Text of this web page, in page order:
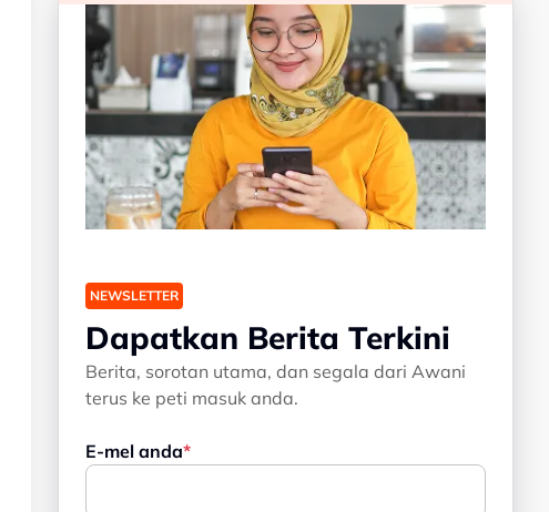
NEWSLETTER
Dapatkan Berita Terkini
Berita, sorotan utama, dan segala dari Awani
terus ke peti masuk anda.
E-mel anda